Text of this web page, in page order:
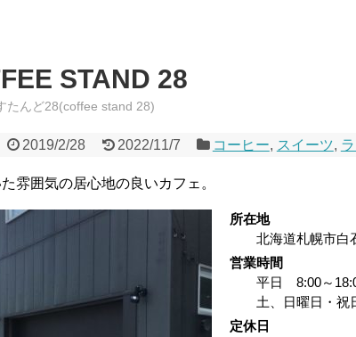
STAND 28
たんど28(coffee stand 28)
2019/2/28 2022/11/7 コーヒー, スイーツ,
雰囲気の居心地の良いカフェ。
所在地
北海道札幌市白
営業時間
平日 8:00～
土、日曜日・
定休日